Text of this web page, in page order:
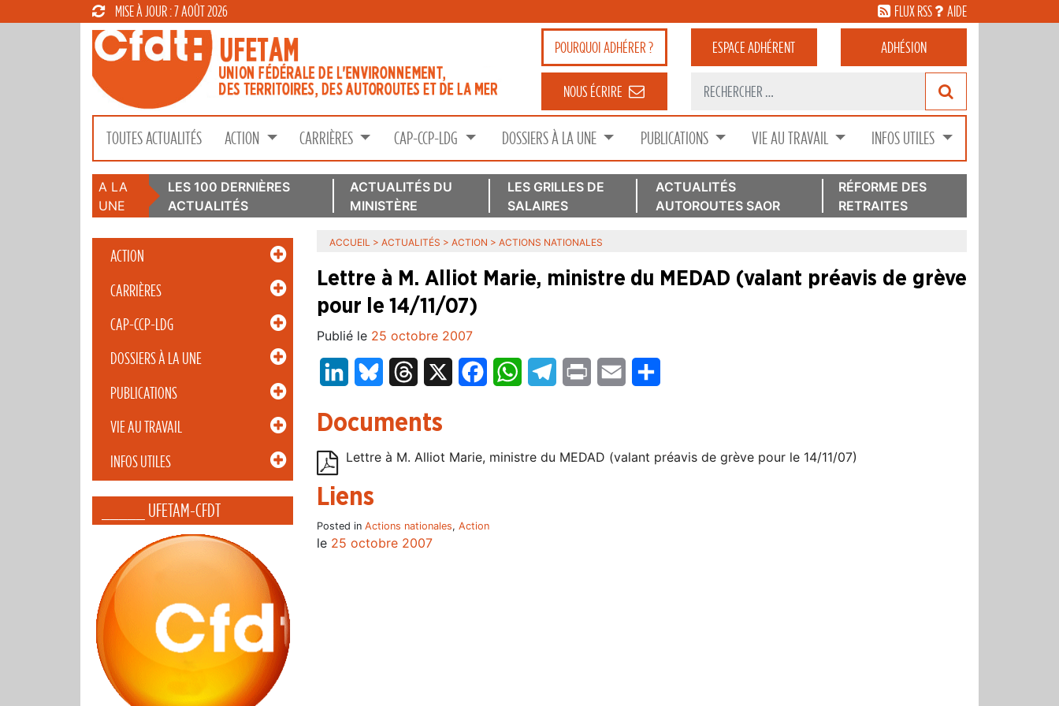
MISE À JOUR : 7 AOÛT 2026 FLUX RSS AIDE
POURQUOIADHÉRER ? ESPACEADHÉRENT ADHÉSION
NOUS ÉCRIRE
TOUTES ACTUALITÉS ACTION CARRIÈRES CAP-CCP-LDG DOSSIERS À LA UNE PUBLICATIONS VIE AU TRAVAIL INFOS UTILES
A LA
UNE
LES 100 DERNIÈRES
ACTUALITÉS
ACTUALITÉS DU
MINISTÈRE
LES GRILLES DE
SALAIRES
ACTUALITÉS
AUTOROUTES SAOR
RÉFORME DES
RETRAITES
ACTION
CARRIÈRES
CAP-CCP-LDG
DOSSIERS À LA UNE
PUBLICATIONS
VIE AU TRAVAIL
INFOS UTILES
_____ UFETAM-CFDT
ACCUEIL > ACTUALITÉS > ACTION > ACTIONS NATIONALES
Lettre à M. Alliot Marie, ministre du MEDAD (valant préavis de grève
pour le 14/11/07)
Publié le 25 octobre 2007
LinkedInBluesky Threads FacebookWhatsAppTelegram
Print Email
Documents
Lettre à M. Alliot Marie, ministre du MEDAD (valant préavis de grève pour le 14/11/07)
Liens
Posted in Actions nationales, Action
le 25 octobre 2007